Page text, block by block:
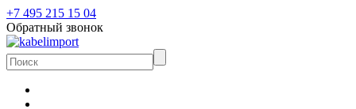
+7 495 215 15 04
Обратный звонок